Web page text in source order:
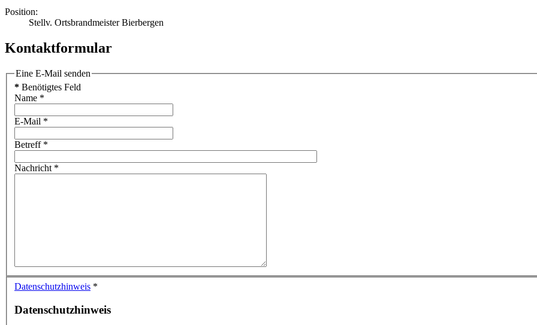
Position:
Stellv. Ortsbrandmeister Bierbergen
Kontaktformular
Eine E-Mail senden
* Benötigtes Feld
Name *
E-Mail *
Betreff*
Nachricht *
Datenschutzhinweis *
Datenschutzhinweis